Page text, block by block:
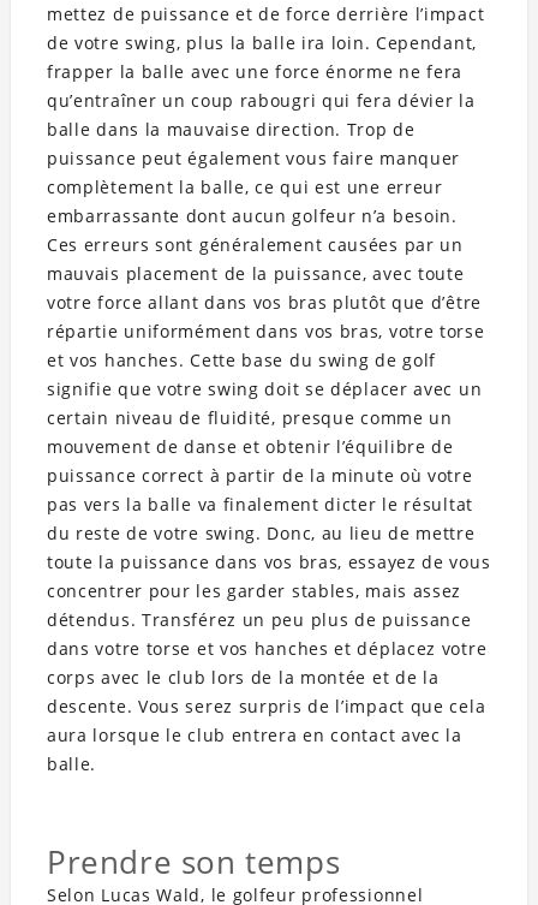
mettez de puissance et de force derrière l’impact
de votre swing, plus la balle ira loin. Cependant,
frapper la balle avec une force énorme ne fera
qu’entraîner un coup rabougri qui fera dévier la
balle dans la mauvaise direction. Trop de
puissance peut également vous faire manquer
complètement la balle, ce qui est une erreur
embarrassante dont aucun golfeur n’a besoin.
Ces erreurs sont généralement causées par un
mauvais placement de la puissance, avec toute
votre force allant dans vos bras plutôt que d’être
répartie uniformément dans vos bras, votre torse
et vos hanches. Cette base du swing de golf
signifie que votre swing doit se déplacer avec un
certain niveau de fluidité, presque comme un
mouvement de danse et obtenir l’équilibre de
puissance correct à partir de la minute où votre
pas vers la balle va finalement dicter le résultat
du reste de votre swing. Donc, au lieu de mettre
toute la puissance dans vos bras, essayez de vous
concentrer pour les garder stables, mais assez
détendus. Transférez un peu plus de puissance
dans votre torse et vos hanches et déplacez votre
corps avec le club lors de la montée et de la
descente. Vous serez surpris de l’impact que cela
aura lorsque le club entrera en contact avec la
balle.
Prendre son temps
Selon Lucas Wald, le golfeur professionnel